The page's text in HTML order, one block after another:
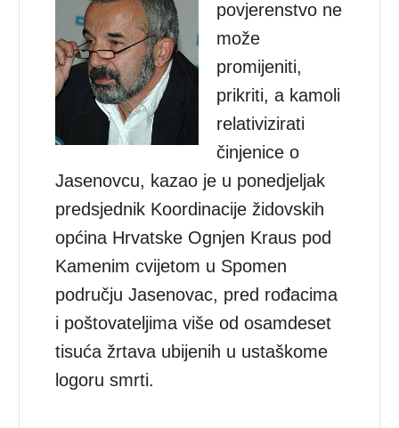
povjerenstvo ne
može
promijeniti,
prikriti, a kamoli
relativizirati
činjenice o
Jasenovcu, kazao je u ponedjeljak
predsjednik Koordinacije židovskih
općina Hrvatske Ognjen Kraus pod
Kamenim cvijetom u Spomen
području Jasenovac, pred rođacima
i poštovateljima više od osamdeset
tisuća žrtava ubijenih u ustaškome
logoru smrti.